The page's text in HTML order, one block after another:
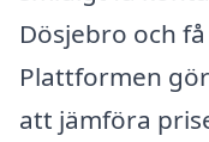
Dösjebro och
Plattformen
att jämföra